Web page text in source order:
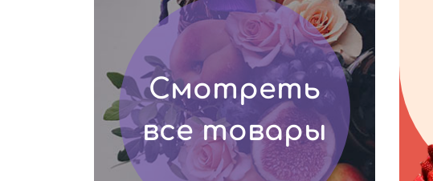
Смотреть
все товары